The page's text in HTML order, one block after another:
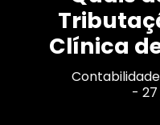
Clínica
-